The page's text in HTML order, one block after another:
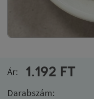
Ár: 1.192 FT
Darabszám: